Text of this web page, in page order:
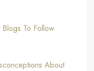
Blogs To Follow
About